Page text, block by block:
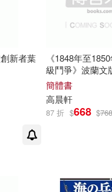
門司雪(2)
雅曼婷・美萊特(2)
限責任公司(2)
商務印書館(2)
大學出版社(2)
大是文化(2)
新者葉
《1848年至
級鬥爭》波蘭文
本考
簡體書
高晨軒
87 折 $668 $768